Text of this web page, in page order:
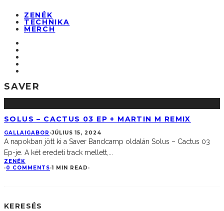
ZENÉK
TECHNIKA
MERCH
SAVER
SOLUS – CACTUS 03 EP + MARTIN M REMIX
GALLAIGABOR ·JÚLIUS 15, 2024
A napokban jött ki a Saver Bandcamp oldalán Solus – Cactus 03
Ep-je. A két eredeti track mellett,
ZENÉK
·0 COMMENTS·1 MIN READ ·
KERESÉS